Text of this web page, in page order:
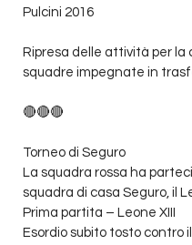
Pulcini 2016
Ripresa delle attività per
squadre impegnate in
🔴🔴🔴
Torneo di Seguro
La squadra rossa ha
squadra di casa Seguro, il
Prima partita – Leone XIII
Esordio subito tosto contro